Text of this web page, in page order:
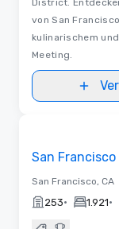
von San
kulinarischem
Meeting.
San
San Francisco, CA
253• 1.921•